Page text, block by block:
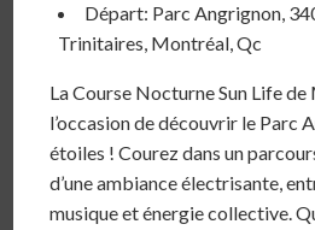
Départ: Parc Angrignon,
Trinitaires, Montréal, Qc
La Course Nocturne Sun Life de
l’occasion de découvrir le Parc
étoiles ! Courez dans un
d’une ambiance électrisante,
musique et énergie collective.